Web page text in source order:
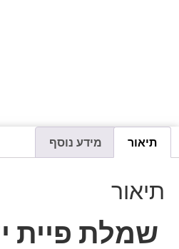
תיאור מידע נוסף
תיאור
שמלת פיית